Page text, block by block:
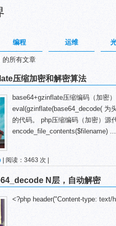
编程 运维
的所有文章
压缩加密和解密算法
base64+gzinflate压缩编码（加密
eval(gzinflate(base64_decode( 为
的代码。 php压缩编码（加密）源
encode_file_contents($filename) ...
| 阅读：3463 次 |
N层，自动解密
<?php header("Content-type: